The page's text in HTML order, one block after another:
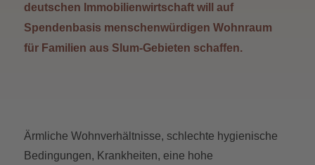
deutschen Immobilienwirtschaft will auf
Spendenbasis menschenwürdigen Wohnraum
für Familien aus Slum-Gebieten schaffen.
Ärmliche Wohnverhältnisse, schlechte hygienische
Bedingungen, Krankheiten, eine hohe